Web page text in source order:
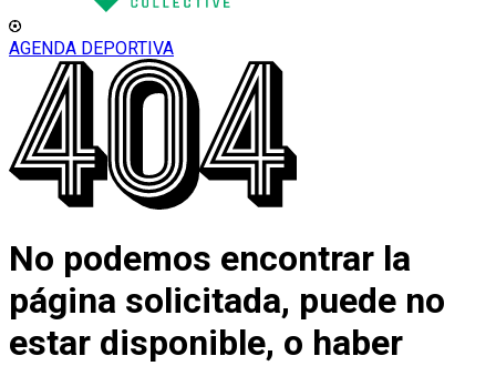
AGENDA DEPORTIVA
No podemos encontrar la
página solicitada, puede no
estar disponible, o haber